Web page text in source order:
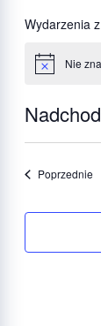
Wydarzenia
Nie
Wybierz
Poprzednie